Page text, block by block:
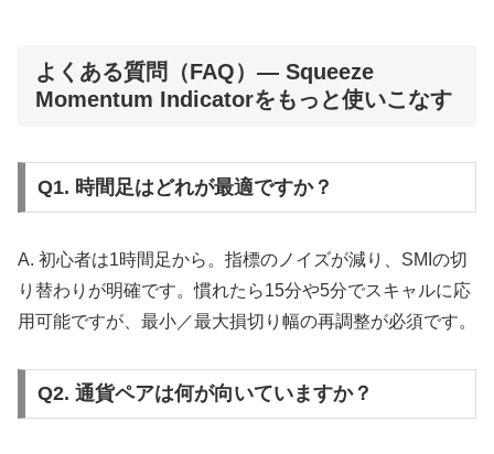
よくある質問（FAQ）— Squeeze
Momentum Indicatorをもっと使いこなす
Q1. 時間足はどれが最適ですか？
A. 初心者は1時間足から。指標のノイズが減り、SMIの切
り替わりが明確です。慣れたら15分や5分でスキャルに応
用可能ですが、最小／最大損切り幅の再調整が必須です。
Q2. 通貨ペアは何が向いていますか？